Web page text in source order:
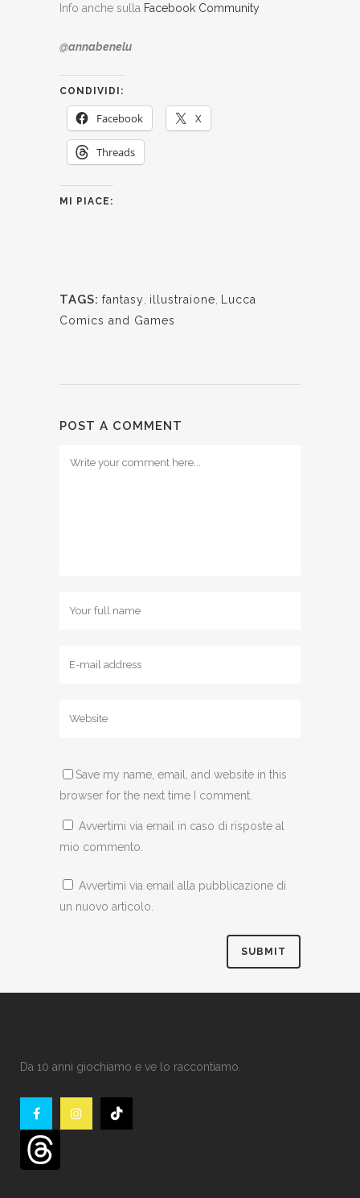
Info anche sulla Facebook Community
@annabenelu
CONDIVIDI:
Facebook X
Threads
MI PIACE:
TAGS: fantasy, illustraione, Lucca
Comics and Games
POST A COMMENT
Save my name, email, and website in this
browser for the next time I comment.
Avvertimi via email in caso di risposte al
mio commento.
Avvertimi via email alla pubblicazione di
un nuovo articolo.
Da 10 anni giochiamo e ve lo raccontiamo.